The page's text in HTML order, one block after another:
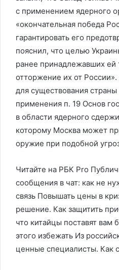
с применением ядерного
«окончательная победа
гарантировать его
пояснил, что целью
ранее принадлежавших ей
отторжение их от России».
для существования
применения п. 19 Основ
в области ядерного
которому Москва может
оружие при подобной
Читайте на РБК Pro
сообщения в чат: как не
связь Повышать цены в
решение. Как защитить
что китайцы поставят вам
этого избежать Из
ценные специалисты. Как